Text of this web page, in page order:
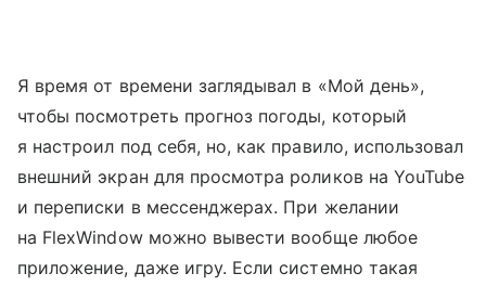
Я время от времени заглядывал в «Мой день»,
чтобы посмотреть прогноз погоды, который
я настроил под себя, но, как правило, использовал
внешний экран для просмотра роликов на YouTube
и переписки в мессенджерах. При желании
на FlexWindow можно вывести вообще любое
приложение, даже игру. Если системно такая